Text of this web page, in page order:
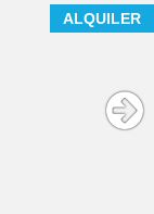
ALQUILER